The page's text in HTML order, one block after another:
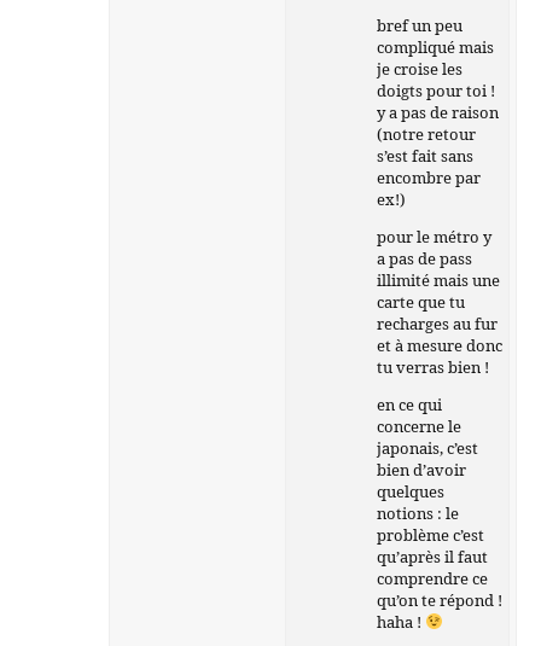
bref un peu
compliqué mais
je croise les
doigts pour toi !
y a pas de raison
(notre retour
s’est fait sans
encombre par
ex!)
pour le métro y
a pas de pass
illimité mais une
carte que tu
recharges au fur
et à mesure donc
tu verras bien !
en ce qui
concerne le
japonais, c’est
bien d’avoir
quelques
notions : le
problème c’est
qu’après il faut
comprendre ce
qu’on te répond !
haha !